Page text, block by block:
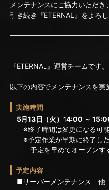
メンテナンスにご協力いただき
引き続き『ETERNAL』をよろ
『ETERNAL』運営チームです。
以下の内容でメンテナンスを実
実施時間
5月13日（火）14:00 ～
※終了時間は変更になる可能
※予定作業が早期に終了した
予定を早めてオープンする
予定内容
■サーバーメンテナンス 他